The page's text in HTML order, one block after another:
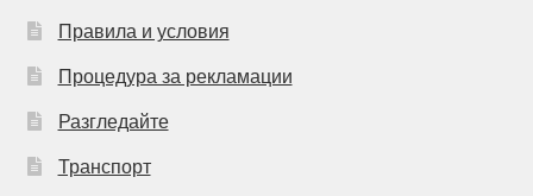
Правила и условия
Процедура за рекламации
Разгледайте
Транспорт